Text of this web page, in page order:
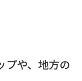
プや、地方の